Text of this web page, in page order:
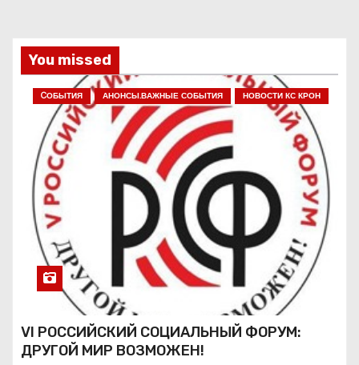
You missed
CОБЫТИЯ АНОНСЫ.ВАЖНЫЕ СОБЫТИЯ НОВОСТИ КС КРОН
VI РОССИЙСКИЙ СОЦИАЛЬНЫЙ ФОРУМ:
ДРУГОЙ МИР ВОЗМОЖЕН!